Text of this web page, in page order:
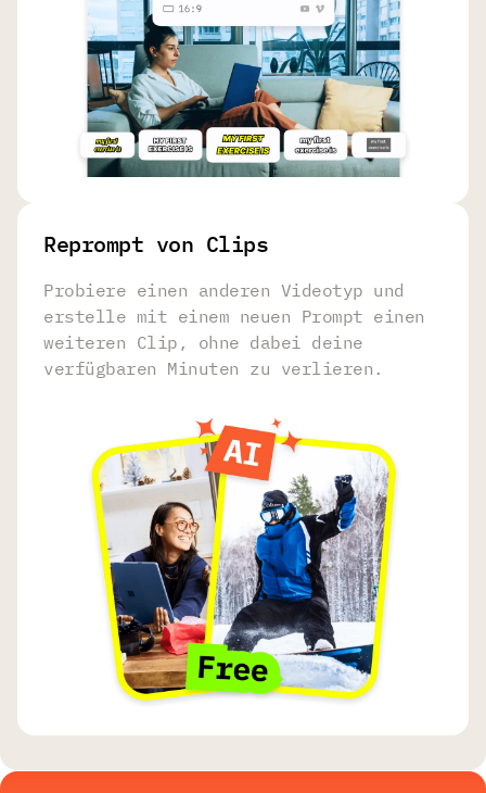
Reprompt von Clips
Probiere einen anderen Videotyp und
erstelle mit einem neuen Prompt einen
weiteren Clip, ohne dabei deine
verfügbaren Minuten zu verlieren.